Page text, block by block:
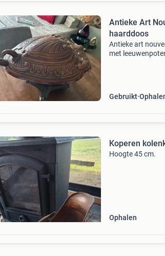
Antieke Art
haarddoos
Antieke art
met
Gebruikt
Koperen
Hoogte 45 cm.
Ophalen